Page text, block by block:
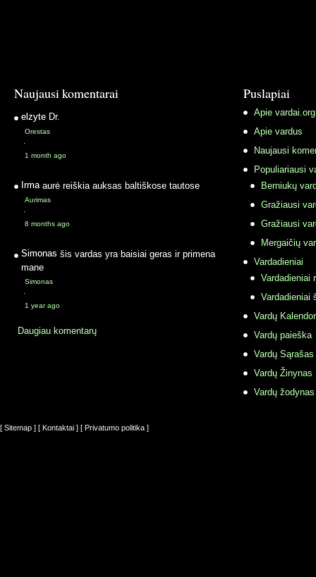
Naujausi komentarai
elzyte Dr.
Orestas
·
1 month ago
Irma aurė reiškia auksas baltiškose tautose
Aurimas
·
8 months ago
Simonas šis vardas yra baisiai geras ir primena
mane
Simonas
·
1 year ago
Daugiau komentarų
Puslapiai
Apie vardai.org
Apie vardus
Naujausi
Populiariausi
Berniukų
Gražiausi
Gražiausi
Mergaičių
Vardadieniai
Vardadieniai
Vardadieniai
Vardų
Vardų paieška
Vardų Sąrašas
Vardų Žinynas
Vardų
[ Sitemap ] [ Kontaktai ] [ Privatumo politika ]